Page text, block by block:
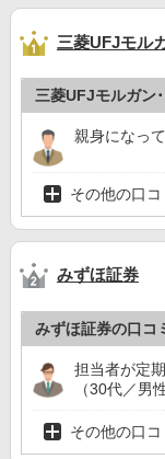
三菱UFJモル
三菱UFJモルガン
親身になっ
その他の口コ
みずほ証券
みずほ証券の口コ
担当者が定
（30代／男性
その他の口コ